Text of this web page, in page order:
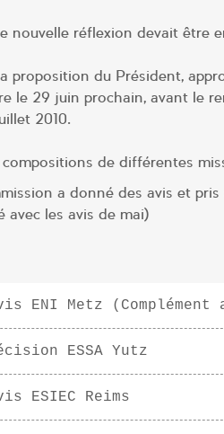
nouvelle réflexion devait être
proposition du Président,
le 29 juin prochain, avant le
2010.
de différentes
a donné des avis et
avec les avis de mai)
ENI Metz
ESSA Yutz
ESIEC Reims